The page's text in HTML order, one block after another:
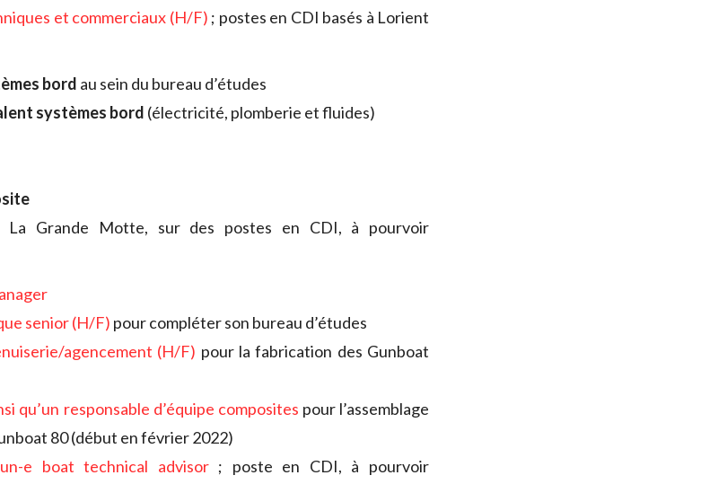
et commerciaux (H/F) ; postes en CDI basés à Lorient
bord au sein du bureau d’études
systèmes bord (électricité, plomberie et fluides)
La Grande Motte, sur des postes en CDI, à pourvoir
senior (H/F) pour compléter son bureau d’études
agencement (H/F) pour la fabrication des Gunboat
qu’un responsable d’équipe composites pour l’assemblage
80 (début en février 2022)
un-e boat technical advisor; poste en CDI, à pourvoir